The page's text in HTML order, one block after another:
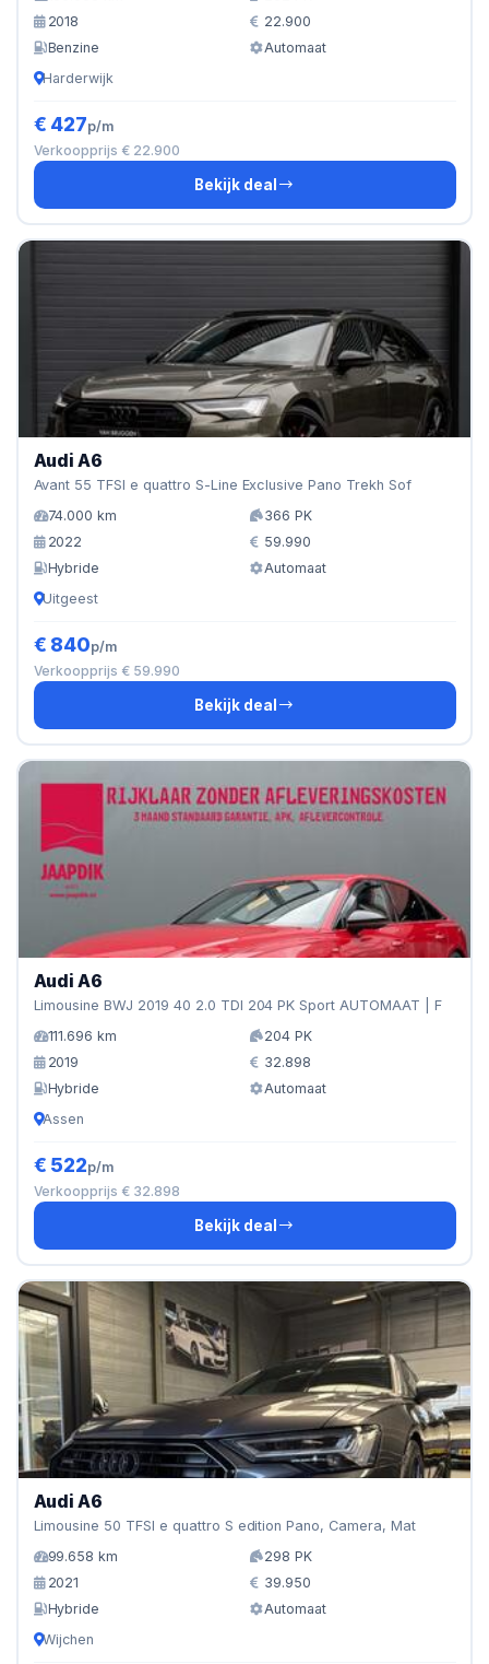
2018
22.900
Benzine
Automaat
Harderwijk
€ 427p/m
Verkoopprijs € 22.900
Bekijk deal
Audi A6
Avant 55 TFSI e quattro S-Line Exclusive Pano Trekh Sof
74.000 km
366 PK
2022
59.990
Hybride
Automaat
Uitgeest
€ 840p/m
Verkoopprijs € 59.990
Bekijk deal
Audi A6
Limousine BWJ 2019 40 2.0 TDI 204 PK Sport AUTOMAAT | F
111.696 km
204 PK
2019
32.898
Hybride
Automaat
Assen
€ 522p/m
Verkoopprijs € 32.898
Bekijk deal
Audi A6
Limousine 50 TFSI e quattro S edition Pano, Camera, Mat
99.658 km
298 PK
2021
39.950
Hybride
Automaat
Wijchen